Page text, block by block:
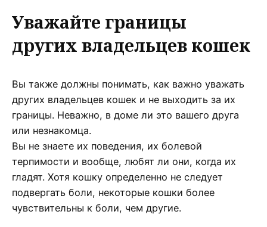
Уважайте границы
других владельцев кошек
Вы также должны понимать, как важно уважать
других владельцев кошек и не выходить за их
границы. Неважно, в доме ли это вашего друга
или незнакомца.
Вы не знаете их поведения, их болевой
терпимости и вообще, любят ли они, когда их
гладят. Хотя кошку определенно не следует
подвергать боли, некоторые кошки более
чувствительны к боли, чем другие.